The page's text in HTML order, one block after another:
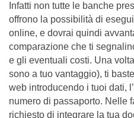
Infatti non tutte le banche
offrono la possibilità di
online, e dovrai quindi
comparazione che ti
e gli eventuali costi. Una
sono a tuo vantaggio), ti
web introducendo i tuoi dati,
numero di passaporto. Nelle
richiesto di integrare la tua